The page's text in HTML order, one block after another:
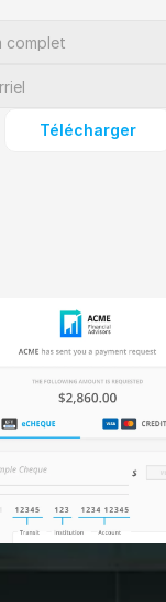
Télécharger